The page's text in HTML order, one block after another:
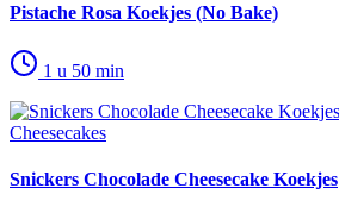
Pistache Rosa Koekjes (No Bake)
1 u 50 min
Cheesecakes
Snickers Chocolade Cheesecake Koekjes